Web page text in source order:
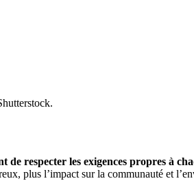
de respecter les exigences propres à
plus l’impact sur la communauté et